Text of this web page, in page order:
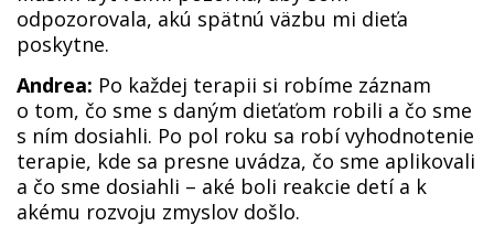
odpozorovala, akú spätnú väzbu mi dieťa
poskytne.
Andrea: Po každej terapii si robíme záznam
o tom, čo sme s daným dieťaťom robili a čo sme
s ním dosiahli. Po pol roku sa robí vyhodnotenie
terapie, kde sa presne uvádza, čo sme aplikovali
a čo sme dosiahli – aké boli reakcie detí a k
akému rozvoju zmyslov došlo.